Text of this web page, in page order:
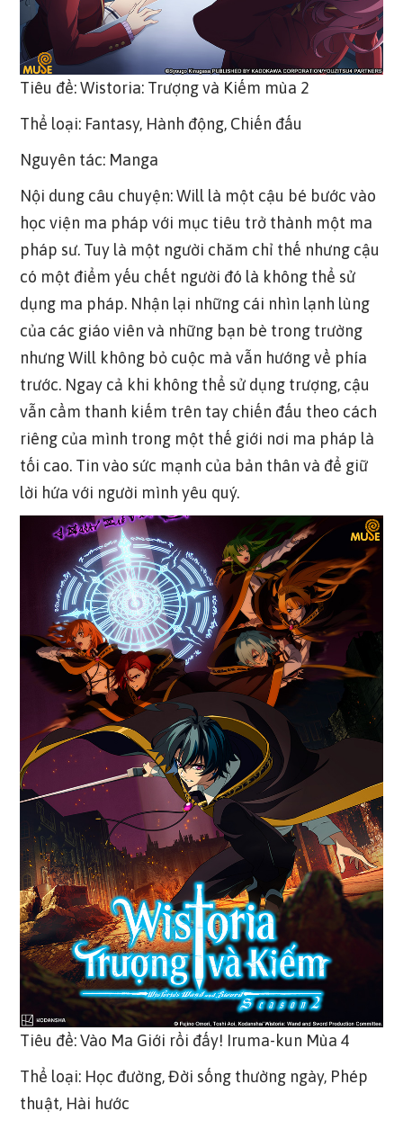
Tiêu đề: Wistoria: Trượng và Kiếm mùa 2
Thể loại: Fantasy, Hành động, Chiến đấu
Nguyên tác: Manga
Nội dung câu chuyện: Will là một cậu bé bước vào
học viện ma pháp với mục tiêu trở thành một ma
pháp sư. Tuy là một người chăm chỉ thế nhưng cậu
có một điểm yếu chết người đó là không thể sử
dụng ma pháp. Nhận lại những cái nhìn lạnh lùng
của các giáo viên và những bạn bè trong trường
nhưng Will không bỏ cuộc mà vẫn hướng về phía
trước. Ngay cả khi không thể sử dụng trượng, cậu
vẫn cầm thanh kiếm trên tay chiến đấu theo cách
riêng của mình trong một thế giới nơi ma pháp là
tối cao. Tin vào sức mạnh của bản thân và để giữ
lời hứa với người mình yêu quý.
Tiêu đề: Vào Ma Giới rồi đấy! Iruma-kun Mùa 4
Thể loại: Học đường, Đời sống thường ngày, Phép
thuật, Hài hước